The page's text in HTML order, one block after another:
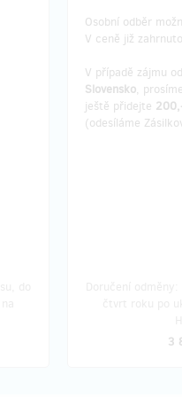
Osobní odběr
V ceně již
V případě zájmu
Slovensko,
ještě přidejte
(odesíláme
3